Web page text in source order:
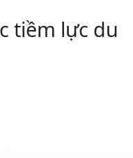
tiềm lực du